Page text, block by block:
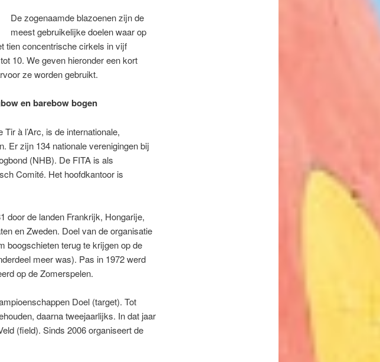
De zogenaamde blazoenen zijn de
meest gebruikelijke doelen waar op
tien concentrische cirkels in vijf
10. We geven hieronder een kort
ze worden gebruikt.
en barebow bogen
à l’Arc, is de internationale,
Er zijn 134 nationale verenigingen bij
(NHB). De FITA is als
Comité. Het hoofdkantoor is
door de landen Frankrijk, Hongarije,
en Zweden. Doel van de organisatie
boogschieten terug te krijgen op de
meer was). Pas in 1972 werd
op de Zomerspelen.
Doel (target). Tot
daarna tweejaarlijks. In dat jaar
(field). Sinds 2006 organiseert de